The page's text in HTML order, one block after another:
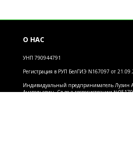
О НАС
УНП 790944791
Регистрация в РУП БелГИЭ N167097 от
Индивидуальный предприниматель Лузин
Анатольевич. Св-во о госрегистрации